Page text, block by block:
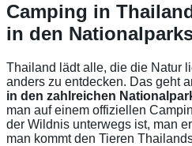
Camping in
in den
Thailand lädt alle, die die Natur
anders zu entdecken. Das geht
in den zahlreichen
man auf einem offiziellen
der Wildnis unterwegs ist, man
man kommt den Tieren